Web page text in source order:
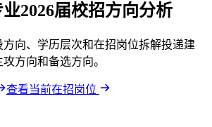
2026届校招方向分析
向、学历层次和在招岗位拆解投递建
方向和备选方向。
查看当前在招岗位